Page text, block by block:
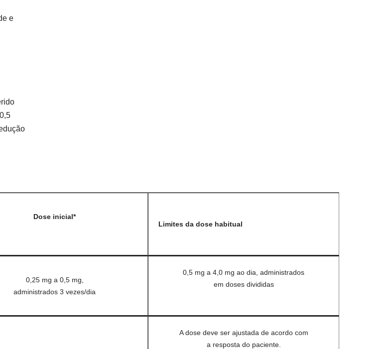
e
Dose inicial*
Limites da dose habitual
0,25 mg a 0,5 mg,
administrados 3 vezes/dia
0,5 mg a 4,0 mg ao dia, administrados
em doses divididas
A dose deve ser ajustada de acordo com
a resposta do paciente.